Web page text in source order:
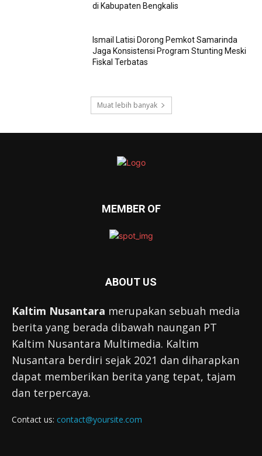
di Kabupaten Bengkalis
Ismail Latisi Dorong Pemkot Samarinda
Jaga Konsistensi Program Stunting Meski
Fiskal Terbatas
Muat lebih banyak
MEMBER OF
ABOUT US
Kaltim Nusantara merupakan sebuah media
berita yang berada dibawah naungan PT
Kaltim Nusantara Multimedia. Kaltim
Nusantara berdiri sejak 2021 dan diharapkan
dapat memberikan berita yang tepat, tajam
dan terpercaya.
Contact us: contact@yoursite.com